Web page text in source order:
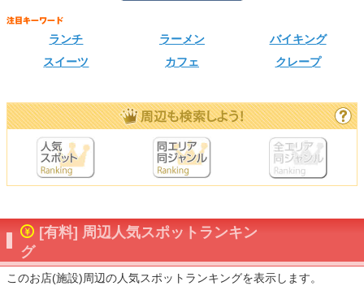
ランチ ラーメン
バイキング
スイーツ
カフェ クレープ
[有料] 周辺人気スポットランキン
グ
このお店(施設)周辺の人気スポットランキングを表示します。